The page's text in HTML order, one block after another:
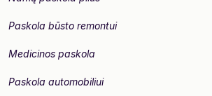
Paskola būsto remontui
Medicinos paskola
Paskola automobiliui